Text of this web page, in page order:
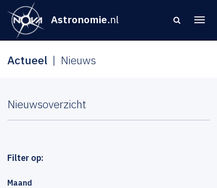
Astronomie.nl
Actueel Nieuws
Nieuwsoverzicht
Filter op:
Maand